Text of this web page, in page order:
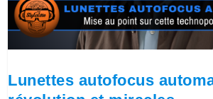
Lunettes autofocus